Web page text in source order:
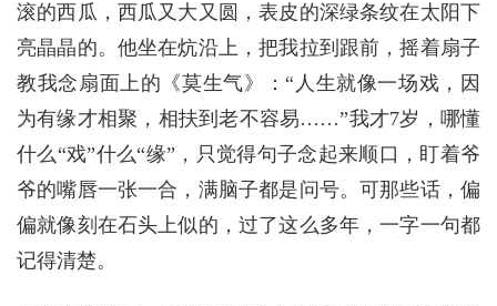
滚的西瓜，西瓜又大又圆，表皮的深绿条纹在太阳下
亮晶晶的。他坐在炕沿上，把我拉到跟前，摇着扇子
教我念扇面上的《莫生气》：“人生就像一场戏，因
为有缘才相聚，相扶到老不容易……”我才7岁，哪懂
什么“戏”什么“缘”，只觉得句子念起来顺口，盯着爷
爷的嘴唇一张一合，满脑子都是问号。可那些话，偏
偏就像刻在石头上似的，过了这么多年，一字一句都
记得清楚。